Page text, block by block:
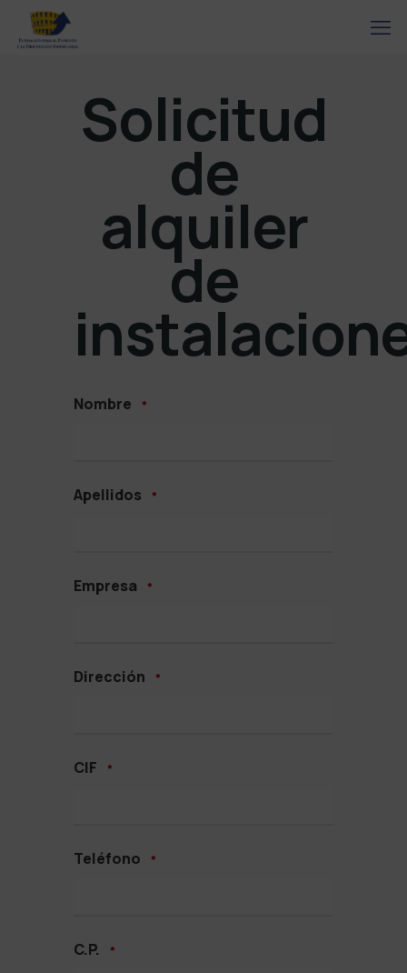
Solicitud
de
alquiler
de
Nombre *
Apellidos *
Empresa *
Dirección *
CIF *
Teléfono *
C.P. *